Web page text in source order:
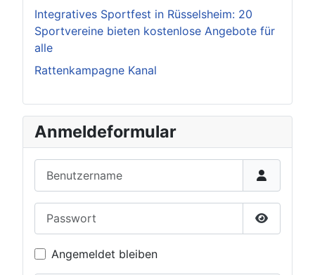
Integratives Sportfest in Rüsselsheim: 20
Sportvereine bieten kostenlose Angebote für
alle
Rattenkampagne Kanal
Anmeldeformular
Passwort
Angemeldet bleiben